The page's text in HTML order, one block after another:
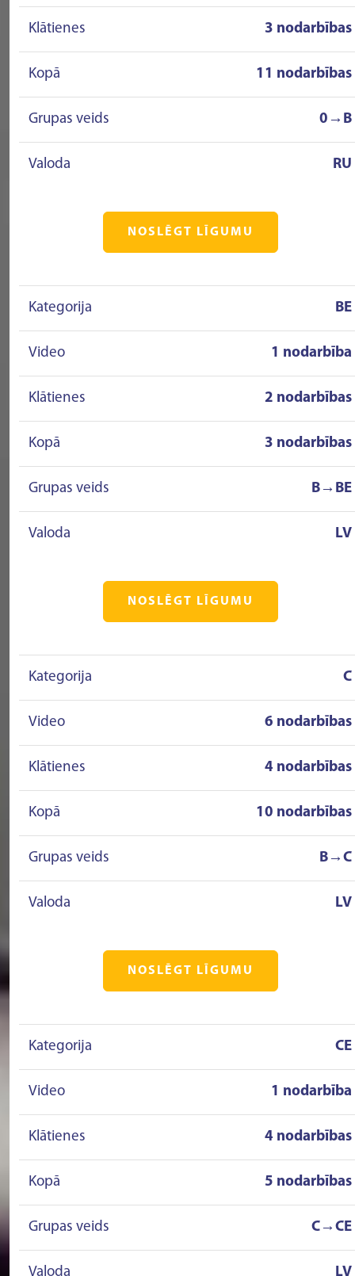
Klātienes 3 nodarbības
Kopā 11 nodarbības
Grupas veids 0→B
Valoda RU
NOSLĒGT LĪGUMU
Kategorija BE
Video 1 nodarbība
Klātienes 2 nodarbības
Kopā 3 nodarbības
Grupas veids B→BE
Valoda LV
NOSLĒGT LĪGUMU
Kategorija C
Video 6 nodarbības
Klātienes 4 nodarbības
Kopā 10 nodarbības
Grupas veids B→C
Valoda LV
NOSLĒGT LĪGUMU
Kategorija CE
Video 1 nodarbība
Klātienes 4 nodarbības
Kopā 5 nodarbības
Grupas veids C→CE
Valoda LV